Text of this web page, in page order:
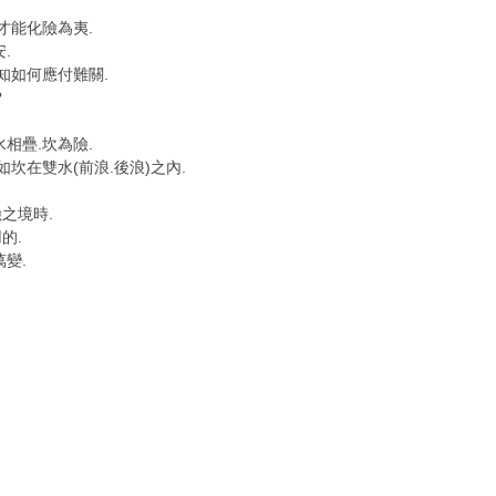
能化險為夷.
如何應付難關.
疊.坎為險.
坎在雙水(前浪.後浪)之內.
境時.
.
.